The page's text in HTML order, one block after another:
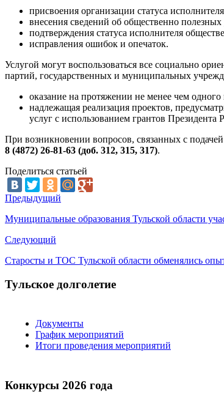
присвоения организации статуса
внесения сведений об общественно
подтверждения статуса исполнителя
исправления ошибок и опечаток.
Услугой могут воспользоваться все социально
партий, государственных и муниципальных
оказание на протяжении не менее чем
надлежащая реализация проектов,
услуг с использованием грантов
При возникновении вопросов, связанных с
8 (4872) 26-81-63 (доб. 312, 315, 317).
Поделиться статьей
Предыдущий
Муниципальные образования Тульской области
Следующий
Старосты и ТОС Тульской области обменялись
Тульское долголетие
Документы
График мероприятий
Итоги проведения мероприятий
Конкурсы 2026 года